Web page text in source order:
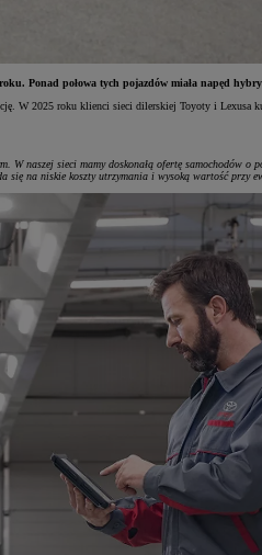
Ponad połowa tych pojazdów miała napęd
W 2025 roku klienci sieci dilerskiej Toyoty i
naszej sieci mamy doskonałą ofertę samochodów
się na niskie koszty utrzymania i wysoką wartość przy